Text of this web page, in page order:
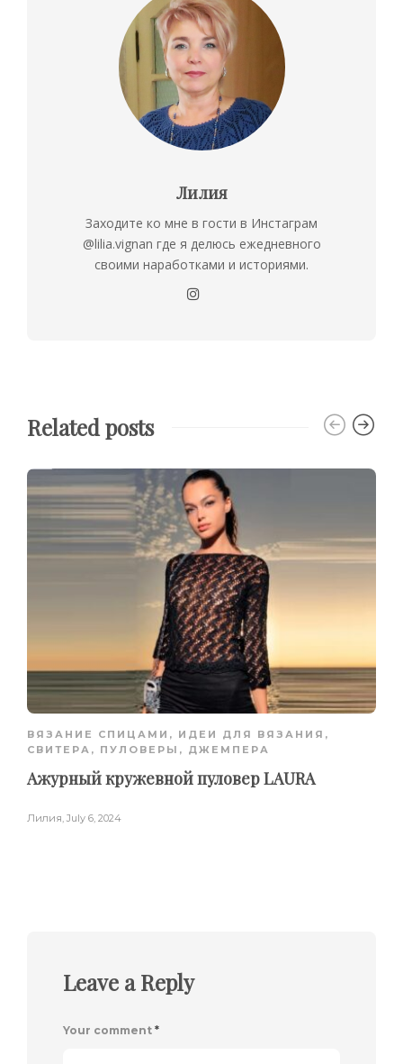
Лилия
Заходите ко мне в гости в Инстаграм
@lilia.vignan где я делюсь ежедневного
своими наработками и историями.
Related posts
ВЯЗАНИЕ СПИЦАМИ , ИДЕИ ДЛЯ ВЯЗАНИЯ ,
СВИТЕРА, ПУЛОВЕРЫ, ДЖЕМПЕРА
Ажурный кружевной пуловер LAURA
Лилия July 6, 2024
Leave a Reply
Your comment *